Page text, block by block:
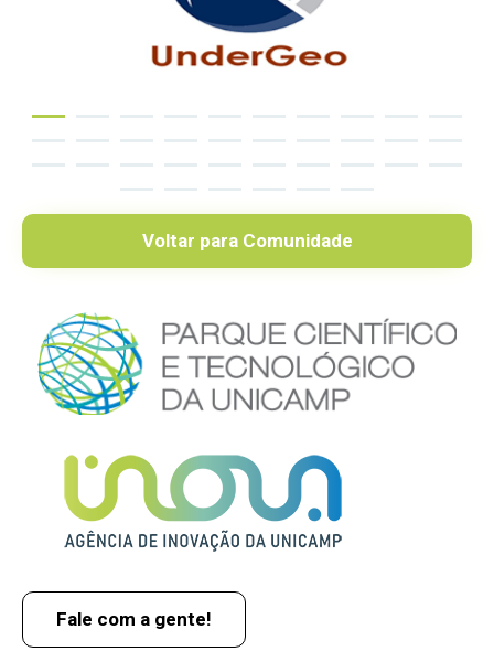
Voltar para Comunidade
Fale com a gente!